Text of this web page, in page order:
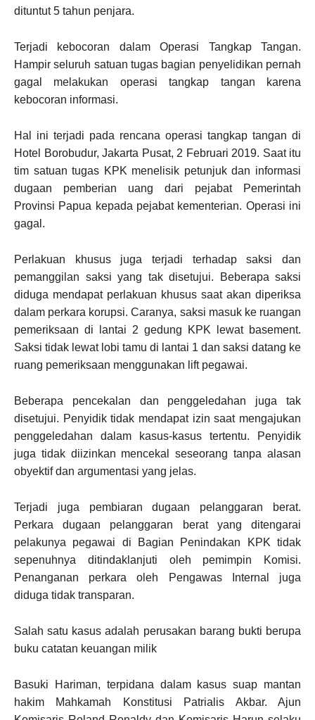
dituntut 5 tahun penjara.
Terjadi kebocoran dalam Operasi Tangkap Tangan.
Hampir seluruh satuan tugas bagian penyelidikan pernah
gagal melakukan operasi tangkap tangan karena
kebocoran informasi.
Hal ini terjadi pada rencana operasi tangkap tangan di
Hotel Borobudur, Jakarta Pusat, 2 Februari 2019. Saat itu
tim satuan tugas KPK menelisik petunjuk dan informasi
dugaan pemberian uang dari pejabat Pemerintah
Provinsi Papua kepada pejabat kementerian. Operasi ini
gagal.
Perlakuan khusus juga terjadi terhadap saksi dan
pemanggilan saksi yang tak disetujui. Beberapa saksi
diduga mendapat perlakuan khusus saat akan diperiksa
dalam perkara korupsi. Caranya, saksi masuk ke ruangan
pemeriksaan di lantai 2 gedung KPK lewat basement.
Saksi tidak lewat lobi tamu di lantai 1 dan saksi datang ke
ruang pemeriksaan menggunakan lift pegawai.
Beberapa pencekalan dan penggeledahan juga tak
disetujui. Penyidik tidak mendapat izin saat mengajukan
penggeledahan dalam kasus-kasus tertentu. Penyidik
juga tidak diizinkan mencekal seseorang tanpa alasan
obyektif dan argumentasi yang jelas.
Terjadi juga pembiaran dugaan pelanggaran berat.
Perkara dugaan pelanggaran berat yang ditengarai
pelakunya pegawai di Bagian Penindakan KPK tidak
sepenuhnya ditindaklanjuti oleh pemimpin Komisi.
Penanganan perkara oleh Pengawas Internal juga
diduga tidak transparan.
Salah satu kasus adalah perusakan barang bukti berupa
buku catatan keuangan milik
Basuki Hariman, terpidana dalam kasus suap mantan
hakim Mahkamah Konstitusi Patrialis Akbar. Ajun